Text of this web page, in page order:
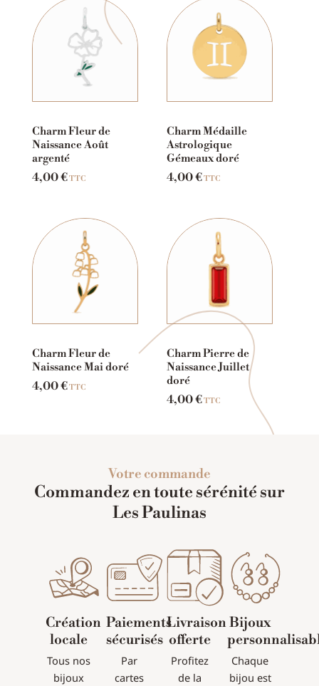
Charm Fleur de
Naissance Août
argenté
4,00€TTC
Charm Médaille
Astrologique
Gémeaux doré
4,00€TTC
Charm Fleur de
Naissance Mai doré
4,00€TTC
Charm Pierre de
Naissance Juillet
doré
4,00€TTC
Votre commande
Commandez en toute sérénité sur
Les Paulinas
Création
locale
Tous nos
bijoux
Paiements
sécurisés
Par
cartes
Livraison
offerte
Profitez
de la
Bijoux
Chaque
bijou est